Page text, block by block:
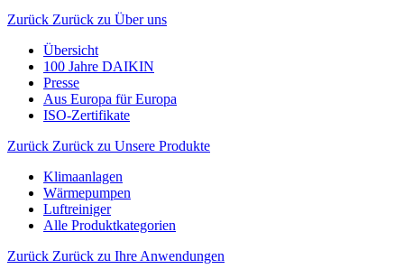
Zurück Zurück zu Über uns
Übersicht
100 Jahre DAIKIN
Presse
Aus Europa für Europa
ISO-Zertifikate
Zurück Zurück zu Unsere Produkte
Klimaanlagen
Wärmepumpen
Luftreiniger
Alle Produktkategorien
Zurück Zurück zu Ihre Anwendungen